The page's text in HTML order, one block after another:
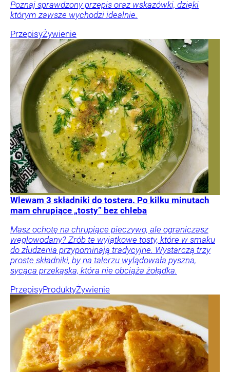
Poznaj sprawdzony przepis oraz wskazówki, dzięki
którym zawsze wychodzi idealnie.
PrzepisyŻywienie
Wlewam 3 składniki do tostera. Po kilku minutach
mam chrupiące „tosty” bez chleba
Masz ochotę na chrupiące pieczywo, ale ograniczasz
węglowodany? Zrób te wyjątkowe tosty, które w smaku
do złudzenia przypominają tradycyjne. Wystarczą trzy
proste składniki, by na talerzu wylądowała pyszna,
sycąca przekąska, która nie obciąża żołądka.
PrzepisyProduktyŻywienie